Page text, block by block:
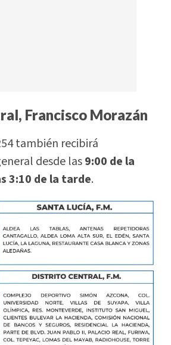
Francisco Morazán
también recibirá
desde las9:00 de la
3:10 de la tarde.